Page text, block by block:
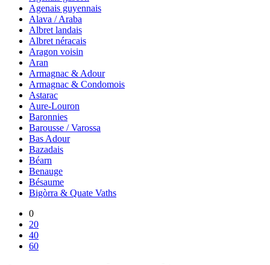
Agenais guyennais
Alava / Araba
Albret landais
Albret néracais
Aragon voisin
Aran
Armagnac & Adour
Armagnac & Condomois
Astarac
Aure-Louron
Baronnies
Barousse / Varossa
Bas Adour
Bazadais
Béarn
Benauge
Bésaume
Bigòrra & Quate Vaths
0
20
40
60